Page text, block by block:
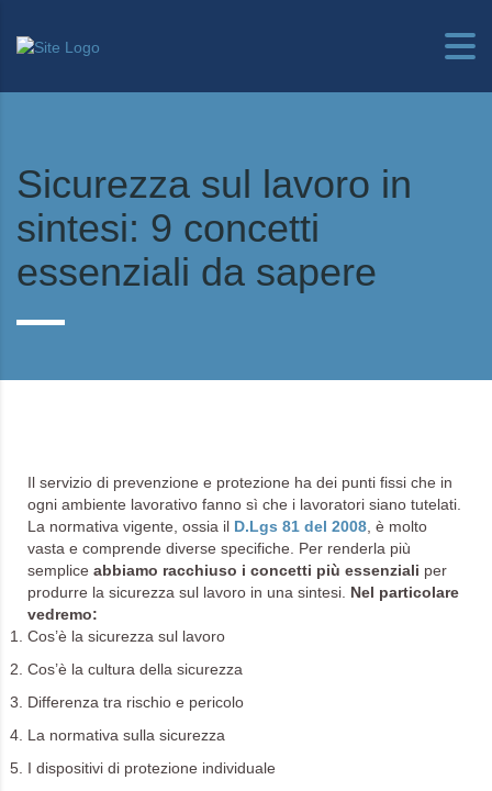
Sicurezza sul lavoro in
sintesi: 9 concetti
essenziali da sapere
Il servizio di prevenzione e protezione ha dei punti fissi che in
ogni ambiente lavorativo fanno sì che i lavoratori siano tutelati.
La normativa vigente, ossia il D.Lgs 81 del 2008 , è molto
vasta e comprende diverse specifiche. Per renderla più
semplice abbiamo racchiuso i concetti più essenziali per
produrre la sicurezza sul lavoro in una sintesi. Nel particolare
vedremo:
Cos’è la sicurezza sul lavoro
Cos’è la cultura della sicurezza
Differenza tra rischio e pericolo
La normativa sulla sicurezza
I dispositivi di protezione individuale